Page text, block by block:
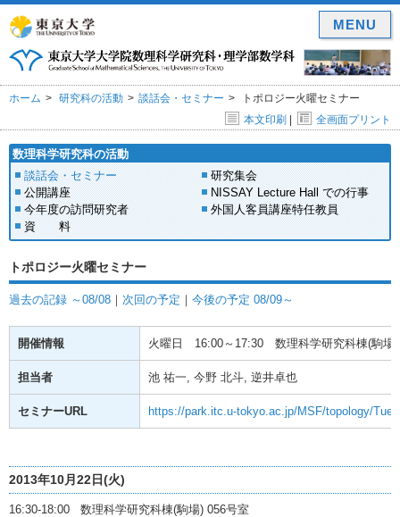
ホーム 研究科の活動 談話会・セミナー
トポロジー火曜セミナー
本文印刷 | 全画面プリント
数理科学研究科の活動
談話会・セミナー
研究集会
公開講座
NISSAY Lecture Hall での行事
今年度の訪問研究者
外国人客員講座特任教員
資 料
トポロジー火曜セミナー
過去の記録 ～08/08 ｜ 次回の予定 ｜ 今後の予定 08/09～
開催情報 火曜日 16:00～17:30 数理科学研究科棟(駒場
担当者 池 祐一, 今野 北斗, 逆井卓也
セミナーURL https://park.itc.u-tokyo.ac.jp/MSF/topology/
2013年10月22日(火)
16:30-18:00 数理科学研究科棟(駒場) 056号室
MENU